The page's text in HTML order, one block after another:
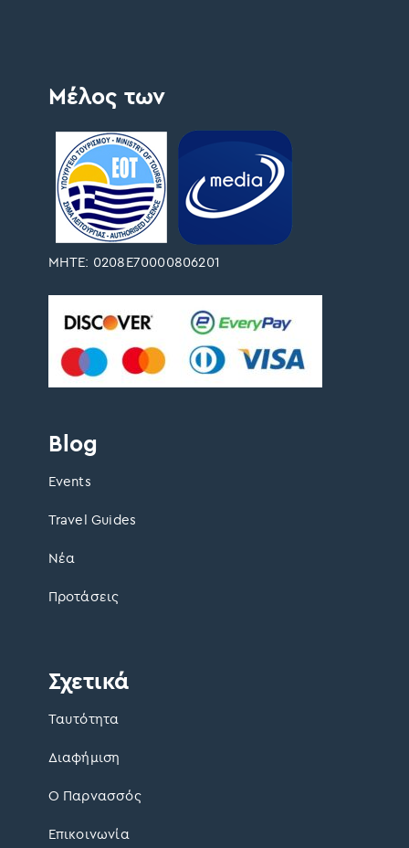
Μέλος των
ΜΗΤΕ: 0208Ε70000806201
Σχετικά
Ταυτότητα
Διαφήμιση
Ο Παρνασσός
Επικοινωνία
Blog
Events
Travel Guides
Νέα
Προτάσεις